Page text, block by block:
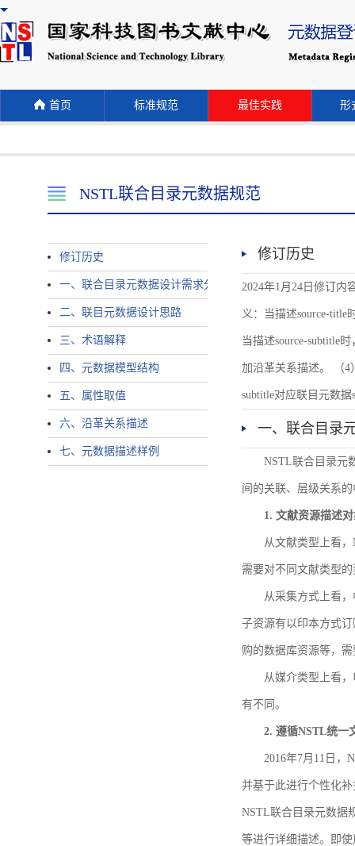
首页 标准规范 最佳实践 形
NSTL联合目录元数据规范
修订历史
一、联合目录元数据设计需求分析
二、联目元数据设计思路
三、术语解释
四、元数据模型结构
五、属性取值
六、沿革关系描述
七、元数据描述样例
修订历史
2024年1月24日修订内
义：当描述source-title
当描述source-subtitle
加沿革关系描述。 （4
subtitle对应联目元数据
一、联合目录
NSTL联合目录元
间的关联、层级关系
1. 文献资源描述
从文献类型上看
需要对不同文献类型
从采集方式上看
子资源有以印本方式
购的数据库资源等，
从媒介类型上看
有不同。
2. 遵循NSTL统一
2016年7月11日，
并基于此进行个性化
NSTL联合目录元数据
等进行详细描述。即